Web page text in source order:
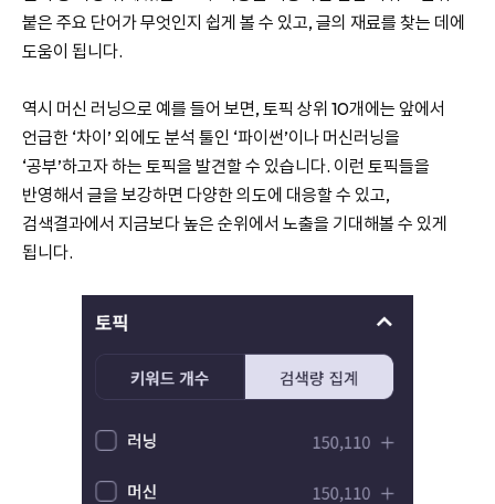
붙은 주요 단어가 무엇인지 쉽게 볼 수 있고, 글의 재료를 찾는 데에
도움이 됩니다.
역시 머신 러닝으로 예를 들어 보면, 토픽 상위 10개에는 앞에서
언급한 ‘차이’ 외에도 분석 툴인 ‘파이썬’이나 머신러닝을
‘공부’하고자 하는 토픽을 발견할 수 있습니다. 이런 토픽들을
반영해서 글을 보강하면 다양한 의도에 대응할 수 있고,
검색결과에서 지금보다 높은 순위에서 노출을 기대해볼 수 있게
됩니다.